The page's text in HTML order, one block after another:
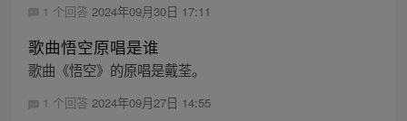
1 个回答 2024年09月30日 17:11
歌曲悟空原唱是谁
歌曲《悟空》的原唱是戴荃。
1 个回答 2024年09月27日 14:55